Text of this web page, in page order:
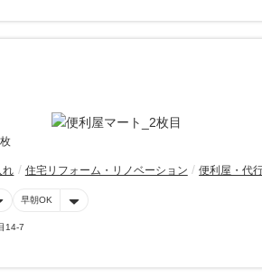
れ 住宅リフォーム・リノベーション 便利屋・代
早朝OK
14-7